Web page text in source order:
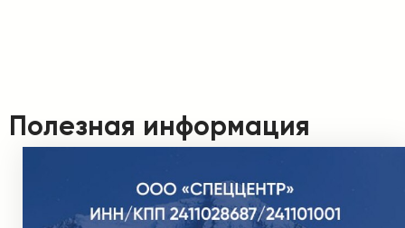
Полезная информация